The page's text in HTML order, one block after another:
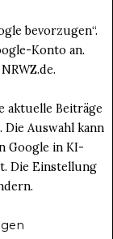
bevorzugen“.
Konto an.
aktuelle Beiträge
Die Auswahl kann
Google in KI-
Die Einstellung